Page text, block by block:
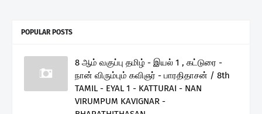
POPULAR POSTS
8 ஆம் வகுப்பு தமிழ் - இயல் 1 , கட்டுரை -
நான் விரும்பும் கவிஞர் - பாரதிதாசன் / 8th
TAMIL - EYAL 1 - KATTURAI - NAN
VIRUMPUM KAVIGNAR -